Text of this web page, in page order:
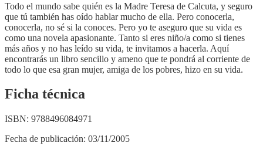
Todo el mundo sabe quién es la Madre Teresa de Calcuta, y seguro
que tú también has oído hablar mucho de ella. Pero conocerla,
conocerla, no sé si la conoces. Pero yo te aseguro que su vida es
como una novela apasionante. Tanto si eres niño/a como si tienes
más años y no has leído su vida, te invitamos a hacerla. Aquí
encontrarás un libro sencillo y ameno que te pondrá al corriente de
todo lo que esa gran mujer, amiga de los pobres, hizo en su vida.
Ficha técnica
ISBN: 9788496084971
Fecha de publicación: 03/11/2005